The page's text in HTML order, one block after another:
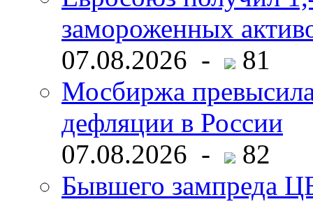
замороженных
07.08.2026 -
81
Мосбиржа
дефляции в России
07.08.2026 -
82
Бывшего зампреда